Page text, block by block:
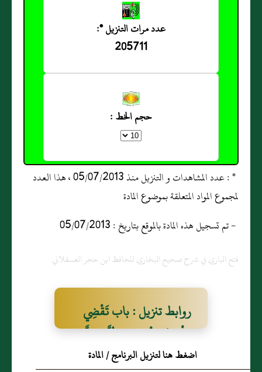
عدد مرات التنزيل *:
205711
حجم الخط :
* : عدد المشاهدات و التنزيل منذ 05/07/2013 ، هذا العدد
لمجموع المواد المتعلقة بموضوع المادة
- تم تسجيل هذه المادة بالموقع بتاريخ : 05/07/2013
فتح الباري في شرح صحيح البخاري للحافظ ابن حجر العسقلاني
روابط تنزيل : باب تَقْضِي
الْحَائِضُ الْمَنَاسِكَ كُلَّهَا إِلاَّ
الطَّوَافَ بِالْبَيْتِ
اضغط هنا لتنزيل البرنامج / المادة